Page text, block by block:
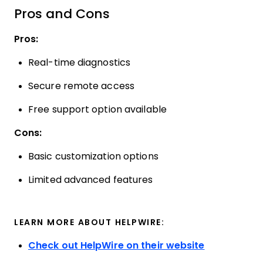
Pros and Cons
Pros:
Real-time diagnostics
Secure remote access
Free support option available
Cons:
Basic customization options
Limited advanced features
LEARN MORE ABOUT HELPWIRE:
Check out HelpWire on their website